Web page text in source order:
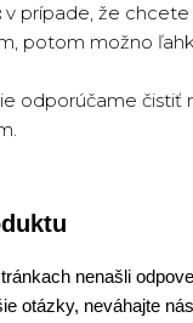
v prípade, že chcete
potom možno
odporúčame čistiť
nenašli
otázky, neváhajte